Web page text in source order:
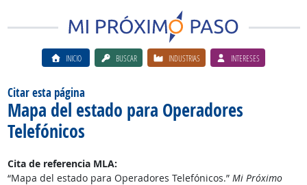
INICIO BUSCAR INDUSTRIAS INTERESES
Citar esta página
Mapa del estado para Operadores
Telefónicos
Cita de referencia MLA:
“Mapa del estado para Operadores Telefónicos.” Mi Próximo